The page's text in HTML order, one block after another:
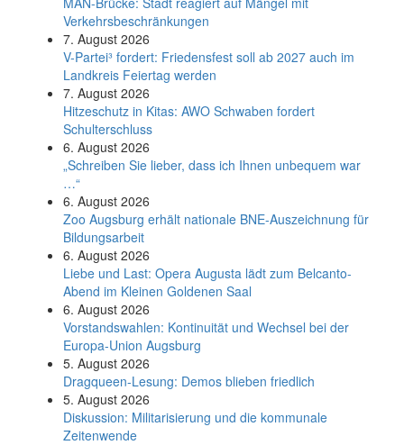
Verkehrsbeschränkungen
7. August 2026
V-Partei­³ fordert: Friedens­fest soll ab 2027 auch im
Land­kreis Feier­tag werden
7. August 2026
Hitzeschutz in Kitas: AWO Schwaben fordert
Schulterschluss
6. August 2026
„Schreiben Sie lieber, dass ich Ihnen unbequem war
…“
6. August 2026
Zoo Augsburg erhält nationale BNE-Auszeichnung für
Bildungsarbeit
6. August 2026
Liebe und Last: Opera Augusta lädt zum Belcanto-
Abend im Kleinen Goldenen Saal
6. August 2026
Vorstandswahlen: Kontinuität und Wechsel bei der
Europa-Union Augsburg
5. August 2026
Dragqueen-Lesung: Demos blieben friedlich
5. August 2026
Diskussion: Mi­li­ta­ri­sie­rung und die kommunale
Zeitenwende